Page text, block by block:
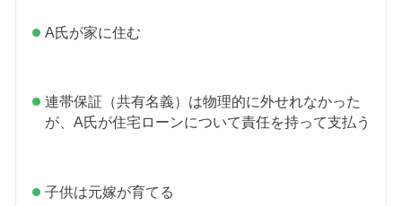
A氏が家に住む
連帯保証（共有名義）は物理的に外せれなかった
が、A氏が住宅ローンについて責任を持って支払う
子供は元嫁が育てる